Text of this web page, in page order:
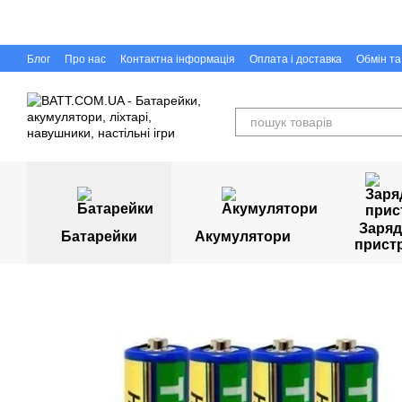
Блог Про нас Контактна інформація Оплата і доставка
Обмін
Батарейки Акумулятори